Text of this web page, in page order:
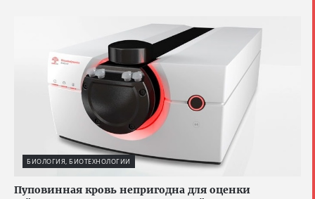
БИОЛОГИЯ, БИОТЕХНОЛОГИИ
Пуповинная кровь непригодна для оценки